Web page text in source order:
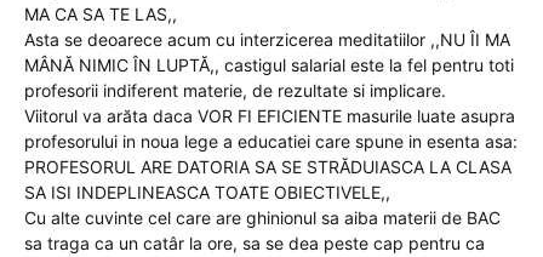
MA CA SA TE LAS,,
Asta se deoarece acum cu interzicerea meditatiilor ,,NU ÎI MA
MÂNĂ NIMIC ÎN LUPTĂ,, castigul salarial este la fel pentru toti
profesorii indiferent materie, de rezultate si implicare.
Viitorul va arăta daca VOR FI EFICIENTE masurile luate asupra
profesorului in noua lege a educatiei care spune in esenta asa:
PROFESORUL ARE DATORIA SA SE STRĂDUIASCA LA CLASA
SA ISI INDEPLINEASCA TOATE OBIECTIVELE,,
Cu alte cuvinte cel care are ghinionul sa aiba materii de BAC
sa traga ca un catâr la ore, sa se dea peste cap pentru ca